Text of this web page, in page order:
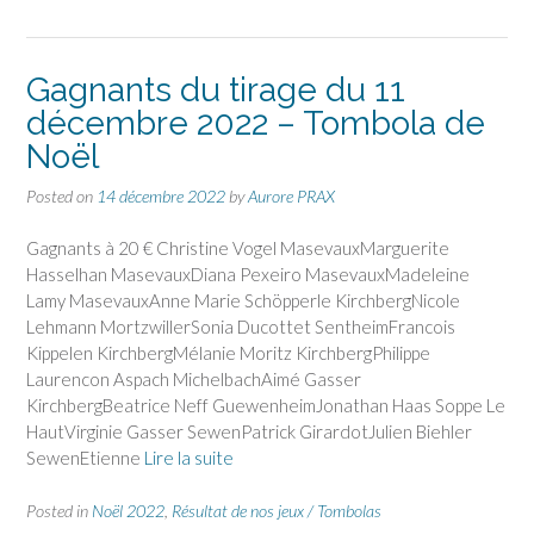
Gagnants du tirage du 11
décembre 2022 – Tombola de
Noël
Posted on 14 décembre 2022 byAurore PRAX
Gagnants à 20 € Christine Vogel MasevauxMarguerite
Hasselhan MasevauxDiana Pexeiro MasevauxMadeleine
Lamy MasevauxAnne Marie Schöpperle KirchbergNicole
Lehmann MortzwillerSonia Ducottet SentheimFrancois
Kippelen KirchbergMélanie Moritz KirchbergPhilippe
Laurencon Aspach MichelbachAimé Gasser
KirchbergBeatrice Neff GuewenheimJonathan Haas Soppe Le
HautVirginie Gasser SewenPatrick GirardotJulien Biehler
SewenEtienne Lire la suite
Posted in Noël 2022 Résultat de nos jeux / Tombolas